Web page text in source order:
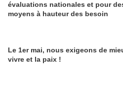
évaluations nationales et pour
moyens à hauteur des besoin
Le 1er mai, nous exigeons de
vivre et la paix !